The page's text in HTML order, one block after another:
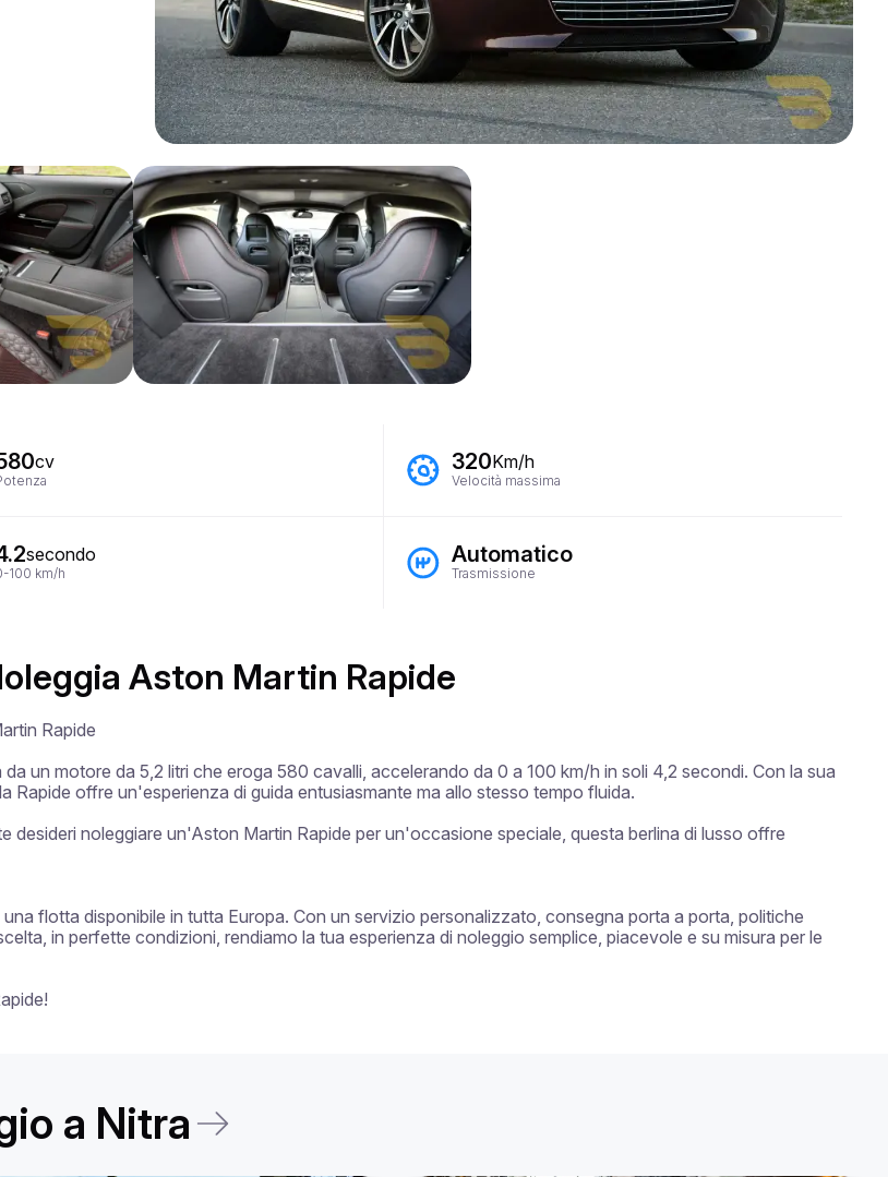
cv 320Km/h
Velocità massima
secondo
100 km/h
Automatico
Trasmissione
Aston Martin Rapide
Rapide
un motore da 5,2 litri che eroga 580 cavalli, accelerando da 0 a 100 km/h in soli 4,2 secondi. Con la sua
offre un'esperienza di guida entusiasmante ma allo stesso tempo fluida.
desideri noleggiare un'Aston Martin Rapide per un'occasione speciale, questa berlina di lusso offre
flotta disponibile in tutta Europa. Con un servizio personalizzato, consegna porta a porta, politiche
in perfette condizioni, rendiamo la tua esperienza di noleggio semplice, piacevole e su misura per le
a Nitra